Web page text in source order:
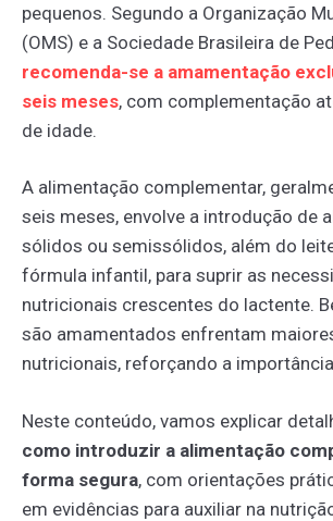
pequenos. Segundo a Organização
(OMS) e a Sociedade Brasileira de
recomenda-se a amamentação
seis meses, com complementação
de idade.
A alimentação complementar,
seis meses, envolve a introdução de
sólidos ou semissólidos, além do
fórmula infantil, para suprir as
nutricionais crescentes do lactente.
são amamentados enfrentam
nutricionais, reforçando a
Neste conteúdo, vamos explicar
como introduzir a alimentação
forma segura, com orientações
em evidências para auxiliar na